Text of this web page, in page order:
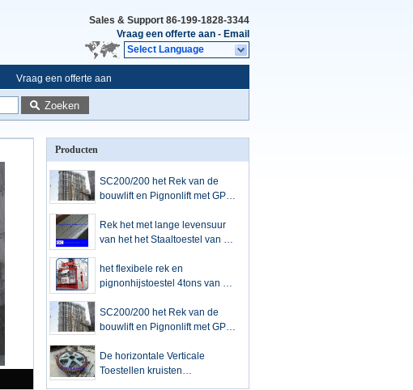
Sales & Support 86-199-1828-3344
Vraag een offerte aan - Email
Select Language
Vraag een offerte aan
Zoeken
Producten
SC200/200 het Rek van de
bouwlift en Pignonlift met GPS
Rek het met lange levensuur
van het het Staaltoestel van M4
Glijdende Poort
het flexibele rek en
pignonhijstoestel 4tons van de
SC200/200 het Rek van de
bouwlift en Pignonlift met GPS
De horizontale Verticale
Toestellen kruisten